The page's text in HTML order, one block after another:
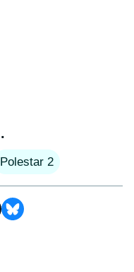
Polestar 2